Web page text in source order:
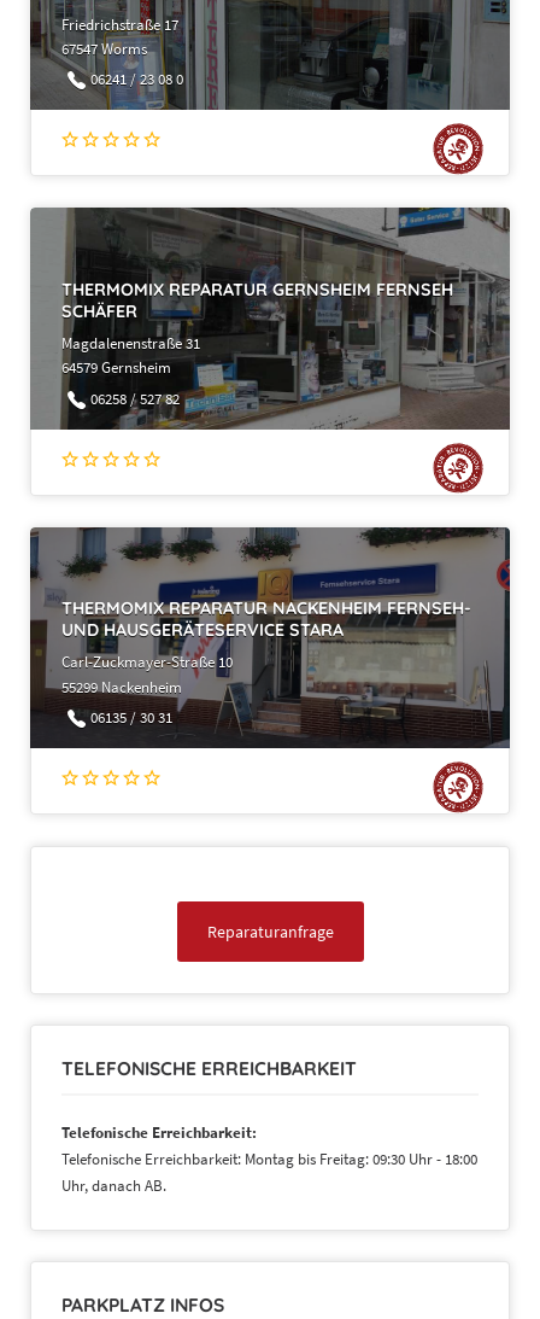
Friedrichstraße 17
67547 Worms
06241 / 23 08 0
THERMOMIX REPARATUR GERNSHEIM FERNSEH
SCHÄFER
Magdalenenstraße 31
64579 Gernsheim
06258 / 527 82
THERMOMIX REPARATUR NACKENHEIM FERNSEH-
UND HAUSGERÄTESERVICE STARA
Carl-Zuckmayer-Straße 10
55299 Nackenheim
06135 / 30 31
Reparaturanfrage
TELEFONISCHE ERREICHBARKEIT
Telefonische Erreichbarkeit:
Telefonische Erreichbarkeit: Montag bis Freitag: 09:30 Uhr - 18:00
Uhr, danach AB.
PARKPLATZ INFOS